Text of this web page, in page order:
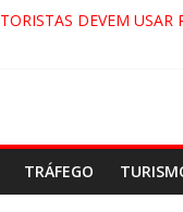
DEVEM USAR
TRÁFEGO